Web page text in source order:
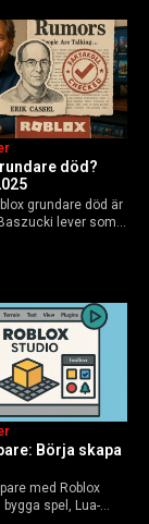
och vad som
död?
grundare död är
lever som
Börja skapa
med Roblox
spel, Lua-